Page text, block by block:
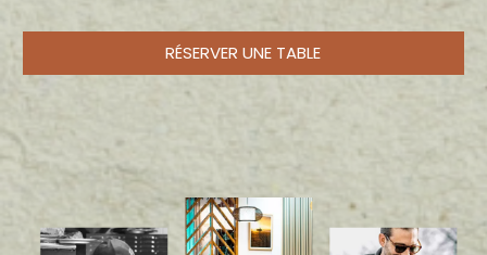
RÉSERVER UNE TABLE